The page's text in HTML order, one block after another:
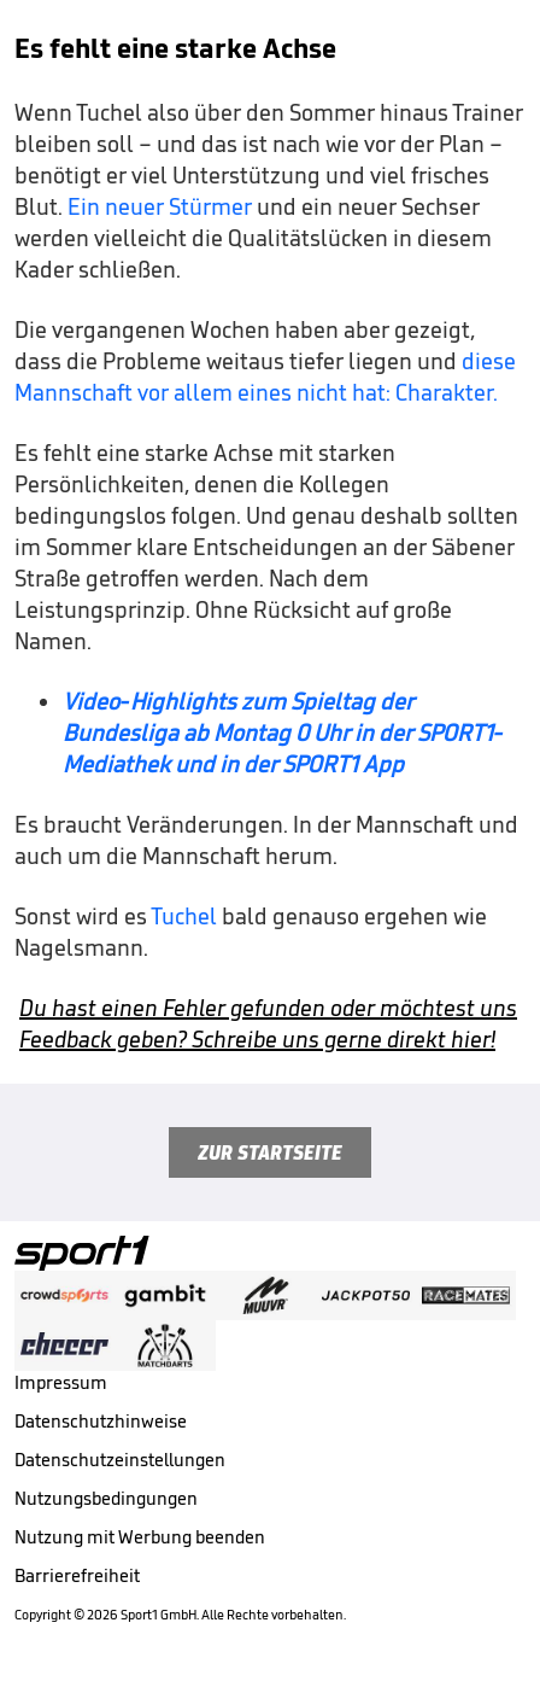
Es fehlt eine starke Achse
Wenn Tuchel also über den Sommer hinaus Trainer
bleiben soll – und das ist nach wie vor der Plan –
benötigt er viel Unterstützung und viel frisches
Blut. Ein neuer Stürmer und ein neuer Sechser
werden vielleicht die Qualitätslücken in diesem
Kader schließen.
Die vergangenen Wochen haben aber gezeigt,
dass die Probleme weitaus tiefer liegen und diese
Mannschaft vor allem eines nicht hat: Charakter.
Es fehlt eine starke Achse mit starken
Persönlichkeiten, denen die Kollegen
bedingungslos folgen. Und genau deshalb sollten
im Sommer klare Entscheidungen an der Säbener
Straße getroffen werden. Nach dem
Leistungsprinzip. Ohne Rücksicht auf große
Namen.
Video-Highlights zum Spieltag der
Bundesliga ab Montag 0 Uhr in der SPORT1-
Mediathek und in der SPORT1 App
Es braucht Veränderungen. In der Mannschaft und
auch um die Mannschaft herum.
Sonst wird esTuchel bald genauso ergehen wie
Nagelsmann.
Du hast einen Fehler gefunden oder möchtest uns
Feedback geben? Schreibe uns gerne direkt hier!
ZUR STARTSEITE
Impressum
Datenschutzhinweise
Datenschutzeinstellungen
Nutzungsbedingungen
Nutzung mit Werbung beenden
Barrierefreiheit
Copyright ©2026 Sport1 GmbH. Alle Rechte vorbehalten.